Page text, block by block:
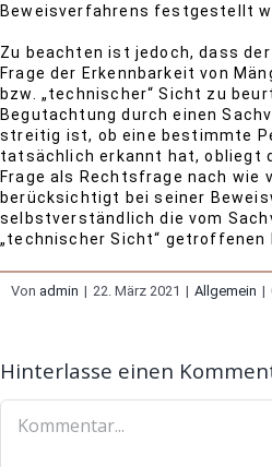
Beweisverfahrens festgestellt
Zu beachten ist jedoch, dass
Frage der Erkennbarkeit von
bzw. „technischer“ Sicht zu
Begutachtung durch einen
streitig ist, ob eine bestimmte
tatsächlich erkannt hat, obliegt
Frage als Rechtsfrage nach wie
berücksichtigt bei seiner
selbstverständlich die vom
„technischer Sicht“ getroffenen
Von admin | 22. März 2021 | Allgemein |
Hinterlasse einen